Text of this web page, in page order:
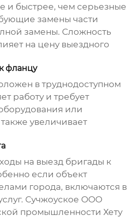
и быстрее, чем серьезные
замены части
замены. Сложность
на цену выездного
фланцу
в труднодоступном
работу и требует
или
увеличивает
на выезд бригады к
если объект
города, включаются в
Сучжоуское ООО
промышленности Хету